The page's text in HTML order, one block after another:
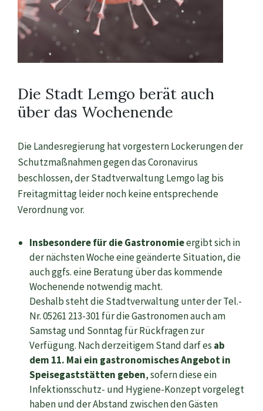
Die Stadt Lemgo berät auch
über das Wochenende
Die Landesregierung hat vorgestern Lockerungen der
Schutzmaßnahmen gegen das Coronavirus
beschlossen, der Stadtverwaltung Lemgo lag bis
Freitagmittag leider noch keine entsprechende
Verordnung vor.
Insbesondere für die Gastronomieergibt sich in
der nächsten Woche eine geänderte Situation, die
auch ggfs. eine Beratung über das kommende
Wochenende notwendig macht.
Deshalb steht die Stadtverwaltung unter der Tel.-
Nr. 05261 213-301 für die Gastronomen auch am
Samstag und Sonntag für Rückfragen zur
Verfügung. Nach derzeitigem Stand darf es ab
dem 11. Mai ein gastronomisches Angebot in
Speisegaststätten geben, sofern diese ein
Infektionsschutz- und Hygiene-Konzept vorgelegt
haben und der Abstand zwischen den Gästen